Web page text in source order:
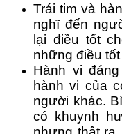
Trái tim và
nghĩ đến
lại điều tốt
những điều
Hành vi
hành vi của
người khác.
có khuynh